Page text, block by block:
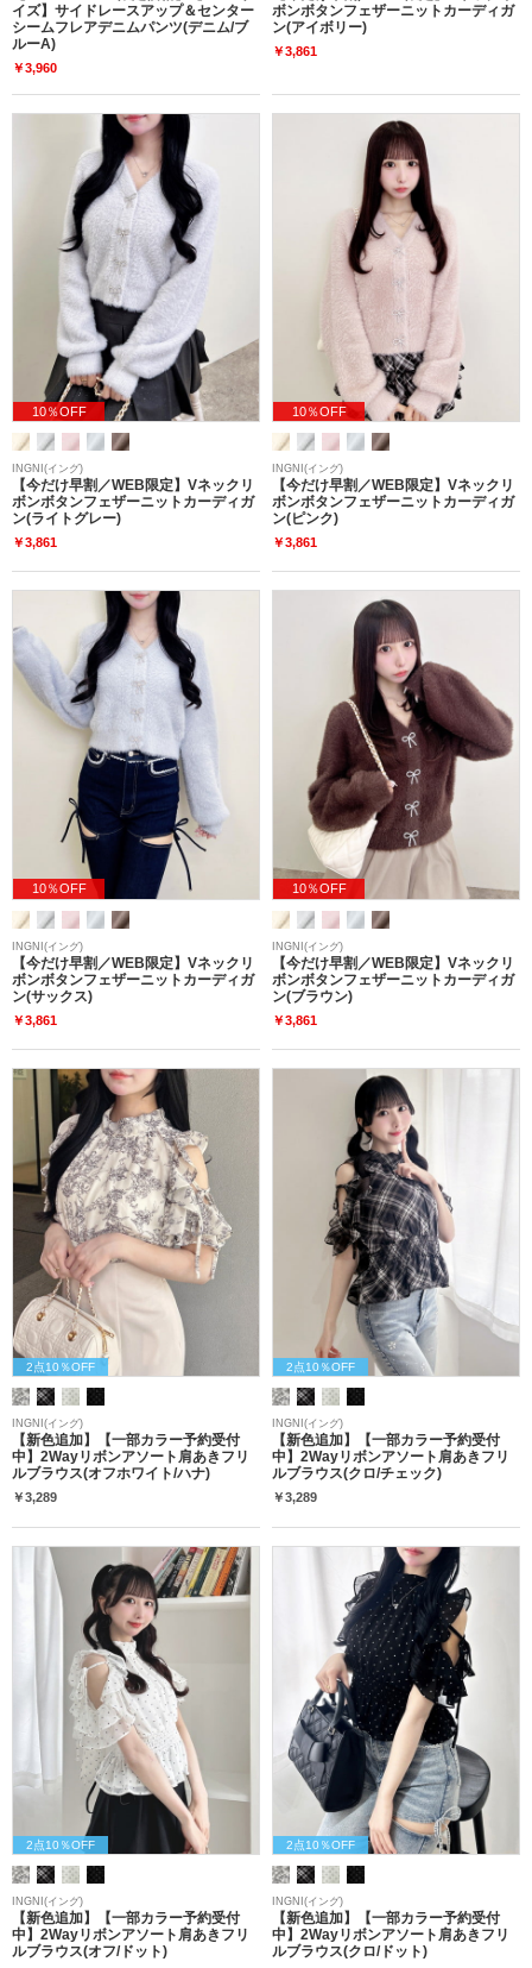
イズ】サイドレースアップ＆センター
シームフレアデニムパンツ(デニム/ブ
ルーA)
￥3,960
ボンボタンフェザーニットカーディガ
ン(アイボリー)
￥3,861
10％OFF
INGNI(イング)
【今だけ早割／WEB限定】Vネックリ
ボンボタンフェザーニットカーディガ
ン(ライトグレー)
￥3,861
10％OFF
INGNI(イング)
【今だけ早割／WEB限定】Vネックリ
ボンボタンフェザーニットカーディガ
ン(ピンク)
￥3,861
10％OFF
INGNI(イング)
【今だけ早割／WEB限定】Vネックリ
ボンボタンフェザーニットカーディガ
ン(サックス)
￥3,861
10％OFF
INGNI(イング)
【今だけ早割／WEB限定】Vネックリ
ボンボタンフェザーニットカーディガ
ン(ブラウン)
￥3,861
2点10％OFF
INGNI(イング)
【新色追加】【一部カラー予約受付
中】2Wayリボンアソート肩あきフリ
ルブラウス(オフホワイト/ハナ)
￥3,289
2点10％OFF
INGNI(イング)
【新色追加】【一部カラー予約受付
中】2Wayリボンアソート肩あきフリ
ルブラウス(クロ/チェック)
￥3,289
2点10％OFF
INGNI(イング)
【新色追加】【一部カラー予約受付
中】2Wayリボンアソート肩あきフリ
ルブラウス(オフ/ドット)
2点10％OFF
INGNI(イング)
【新色追加】【一部カラー予約受付
中】2Wayリボンアソート肩あきフリ
ルブラウス(クロ/ドット)